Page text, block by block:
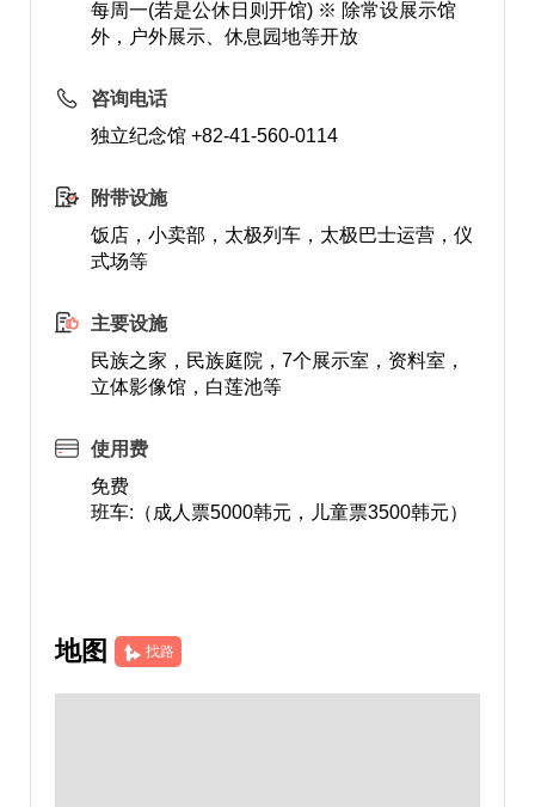
每周一(若是公休日则开馆) ※ 除常设展示馆
外，户外展示、休息园地等开放
咨询电话
独立纪念馆 +82-41-560-0114
附带设施
饭店，小卖部，太极列车，太极巴士运营，仪
式场等
主要设施
民族之家，民族庭院，7个展示室，资料室，
立体影像馆，白莲池等
使用费
免费
班车:（成人票5000韩元，儿童票3500韩元）
地图 找路